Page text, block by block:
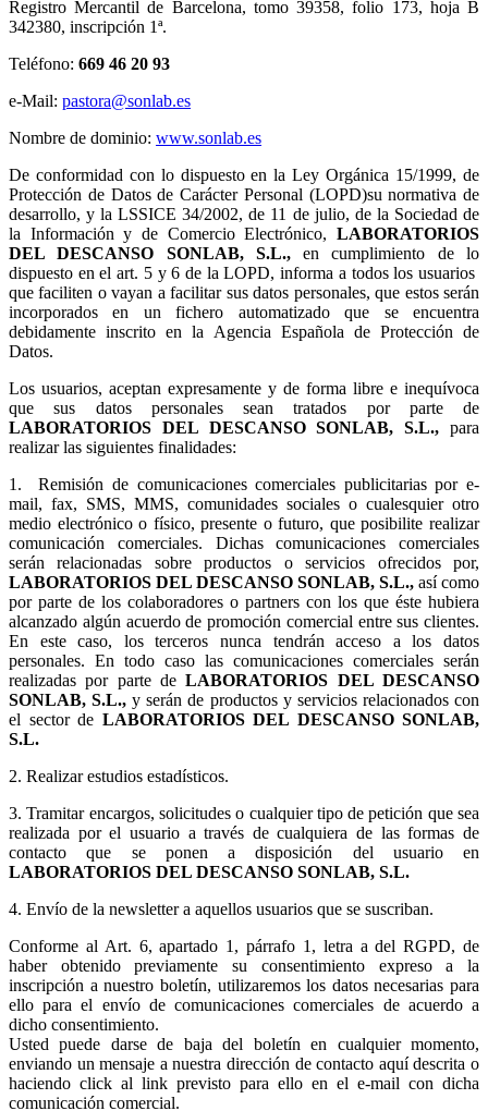
Registro Mercantil de Barcelona, tomo 39358, folio 173, hoja B
342380, inscripción 1ª.
Teléfono: 669 46 20 93
e-Mail: pastora@sonlab.es
Nombre de dominio: www.sonlab.es
De conformidad con lo dispuesto en la Ley Orgánica 15/1999, de
Protección de Datos de Carácter Personal (LOPD)su normativa de
desarrollo, y la LSSICE 34/2002, de 11 de julio, de la Sociedad de
la Información y de Comercio Electrónico, LABORATORIOS
DEL DESCANSO SONLAB, S.L.,en cumplimiento de lo
dispuesto en el art. 5 y 6 de la LOPD, informa a todos los usuarios
que faciliten o vayan a facilitar sus datos personales, que estos serán
incorporados en un fichero automatizado que se encuentra
debidamente inscrito en la Agencia Española de Protección de
Datos.
Los usuarios, aceptan expresamente y de forma libre e inequívoca
que sus datos personales sean tratados por parte de
LABORATORIOS DEL DESCANSO SONLAB, S.L., para
realizar las siguientes finalidades:
1.Remisión de comunicaciones comerciales publicitarias por e-
mail, fax, SMS, MMS, comunidades sociales o cualesquier otro
medio electrónico o físico, presente o futuro, que posibilite realizar
comunicación comerciales. Dichas comunicaciones comerciales
serán relacionadas sobre productos o servicios ofrecidos por,
LABORATORIOS DEL DESCANSO SONLAB, S.L., así como
por parte de los colaboradores o partners con los que éste hubiera
alcanzado algún acuerdo de promoción comercial entre sus clientes.
En este caso, los terceros nunca tendrán acceso a los datos
personales. En todo caso las comunicaciones comerciales serán
realizadas por parte deLABORATORIOS DEL DESCANSO
SONLAB, S.L., y serán de productos y servicios relacionados con
el sector de LABORATORIOS DEL DESCANSO SONLAB,
S.L.
2. Realizar estudios estadísticos.
3.Tramitar encargos, solicitudes o cualquier tipo de petición que sea
realizada por el usuario a través de cualquiera de las formas de
contacto que se ponen a disposición del usuario en
LABORATORIOS DEL DESCANSO SONLAB, S.L.
4. Envío de la newsletter a aquellos usuarios que se suscriban.
Conforme al Art. 6, apartado 1, párrafo 1, letra a del RGPD, de
haber obtenido previamente su consentimiento expreso a la
inscripción a nuestro boletín, utilizaremos los datos necesarias para
ello para el envío de comunicaciones comerciales de acuerdo a
dicho consentimiento.
Usted puede darse de baja del boletín en cualquier momento,
enviando un mensaje a nuestra dirección de contacto aquí descrita o
haciendo click al link previsto para ello en el e-mail con dicha
comunicación comercial.